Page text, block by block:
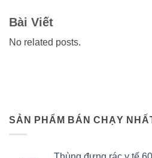
SẢN PHẨM BÁN CHẠY
Bài Viết
No related posts.